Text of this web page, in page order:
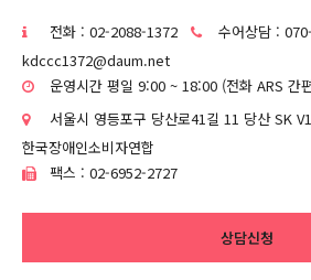
전화 : 02-2088-1372 수어상담 :
kdccc1372@daum.net
운영시간 평일 9:00 ~ 18:00 (전화 ARS 간
서울시 영등포구 당산로41길 11 당산 SK
한국장애인소비자연합
팩스 : 02-6952-2727
상담신청